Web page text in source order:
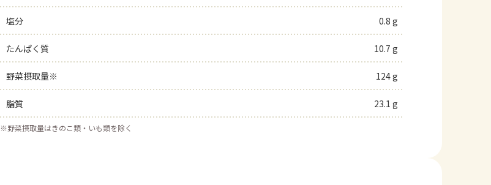
塩分 0.8 g
たんぱく質 10.7 g
野菜摂取量※ 124 g
脂質 23.1 g
※野菜摂取量はきのこ類・いも類を除く